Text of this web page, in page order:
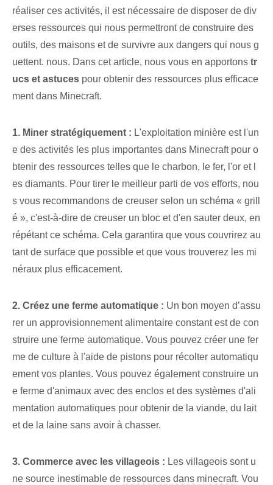
réaliser ces activités, il est nécessaire de disposer de div
erses ressources qui nous permettront de construire des
outils, des maisons et de survivre aux dangers qui nous g
uettent. nous. Dans cet article, nous vous en apportons tr
ucs et astuces pour obtenir des ressources plus efficace
ment dans Minecraft.
1. ⁢Miner⁤ stratégiquement : L'exploitation minière est l'un
e des activités les plus importantes dans Minecraft pour o
btenir des ressources telles que le charbon, le fer, l'or et l
es diamants. Pour tirer le meilleur parti de vos efforts, nou
s vous recommandons de creuser selon un schéma « grill
é », c'est-à-dire de creuser un bloc et d'en sauter deux, en
répétant ce schéma. Cela garantira que vous couvrirez au
tant de surface que possible et que vous trouverez les mi
néraux plus efficacement.
2. Créez une ferme automatique : Un bon moyen d’assu
rer un approvisionnement alimentaire constant est de con
struire une ferme automatique. Vous pouvez créer une fer
me de culture à l'aide de pistons pour récolter automatiqu
ement vos plantes. Vous pouvez également construire un
e ferme d'animaux avec des enclos et des systèmes d'ali
mentation automatiques pour obtenir de la viande, du lait
et de la laine sans avoir à chasser.
3. Commerce avec les ‌villageois : Les villageois sont u
ne source inestimable de ressources dans minecraft. Vou